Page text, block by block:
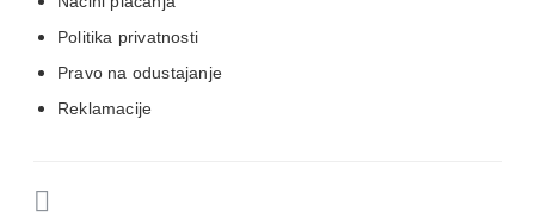
Politika privatnosti
Pravo na odustajanje
Reklamacije